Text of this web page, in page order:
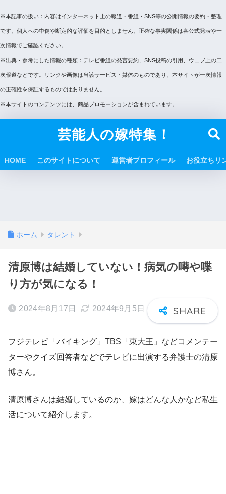
※本記事の扱い：内容はインターネット上の報道・番組・SNS等の公開情報の要約・整理
です。個人への中傷や断定的な評価を目的としません。正確な事実関係は各公式発表や一
次情報でご確認ください。
※出典・参考にした情報の種類：テレビ番組の発言要約、SNS投稿の引用、ウェブ上の二
次報道などです。リンクや画像は当該サービス・媒体のものであり、本サイトが一次情報
の正確性を保証するものではありません。
※本サイトのコンテンツには、商品プロモーションが含まれています。
芸能人の嫁特集！
HOME このサイトについて 運営者プロフィール お役立ちリ
ホーム タレント
清原博は結婚していない！病気の噂や喋
り方が気になる！
2024年8月17日 2024年9月5日
フジテレビ「バイキング」TBS「東大王」などコメンテー
ターやクイズ回答者などでテレビに出演する弁護士の清原
博さん。
清原博さんは結婚しているのか、嫁はどんな人かなど私生
活について紹介します。